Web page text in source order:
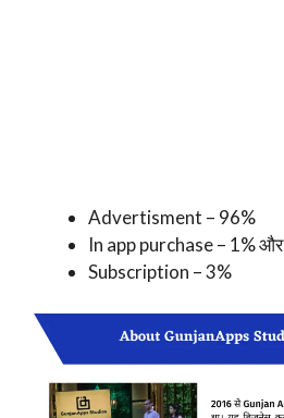
Advertisment – 96%
In app purchase – 1% और
Subscription – 3%